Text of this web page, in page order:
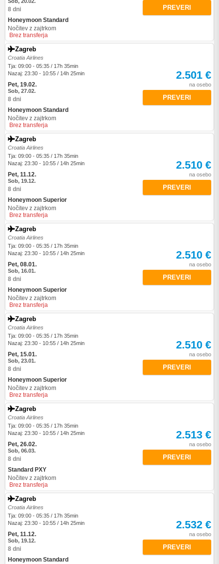
8 dni
Honeymoon Standard
Nočitev z zajtrkom
Brez transferja
PREVERI
Zagreb
Croatia Airlines
Tja: 09:00 - 05:35 / 17h 35min
Nazaj: 23:30 - 10:55 / 14h 25min
Pet, 19.02.
Sob, 27.02.
8 dni
Honeymoon Standard
Nočitev z zajtrkom
Brez transferja
2.501 €
na osebo
PREVERI
Zagreb
Croatia Airlines
Tja: 09:00 - 05:35 / 17h 35min
Nazaj: 23:30 - 10:55 / 14h 25min
Pet, 11.12.
Sob, 19.12.
8 dni
Honeymoon Superior
Nočitev z zajtrkom
Brez transferja
2.510 €
na osebo
PREVERI
Zagreb
Croatia Airlines
Tja: 09:00 - 05:35 / 17h 35min
Nazaj: 23:30 - 10:55 / 14h 25min
Pet, 08.01.
Sob, 16.01.
8 dni
Honeymoon Superior
Nočitev z zajtrkom
Brez transferja
2.510 €
na osebo
PREVERI
Zagreb
Croatia Airlines
Tja: 09:00 - 05:35 / 17h 35min
Nazaj: 23:30 - 10:55 / 14h 25min
Pet, 15.01.
Sob, 23.01.
8 dni
Honeymoon Superior
Nočitev z zajtrkom
Brez transferja
2.510 €
na osebo
PREVERI
Zagreb
Croatia Airlines
Tja: 09:00 - 05:35 / 17h 35min
Nazaj: 23:30 - 10:55 / 14h 25min
Pet, 26.02.
Sob, 06.03.
8 dni
Standard PXY
Nočitev z zajtrkom
Brez transferja
2.513 €
na osebo
PREVERI
Zagreb
Croatia Airlines
Tja: 09:00 - 05:35 / 17h 35min
Nazaj: 23:30 - 10:55 / 14h 25min
Pet, 11.12.
Sob, 19.12.
8 dni
Honeymoon Standard
2.532 €
na osebo
PREVERI